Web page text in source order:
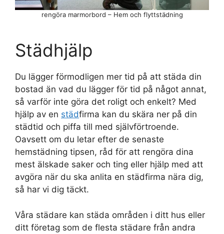
Städhjälp
Du lägger förmodligen mer tid på att städa din
bostad än vad du lägger för tid på något annat,
så varför inte göra det roligt och enkelt? Med
hjälp av en städfirma kan du skära ner på din
städtid och piffa till med självförtroende.
Oavsett om du letar efter de senaste
hemstädning tipsen, råd för att rengöra dina
mest älskade saker och ting eller hjälp med att
avgöra när du ska anlita en städfirma nära dig,
så har vi dig täckt.
Våra städare kan städa områden i ditt hus eller
ditt företag som de flesta städare från andra
rengöra marmorbord – Hem och flyttstädning